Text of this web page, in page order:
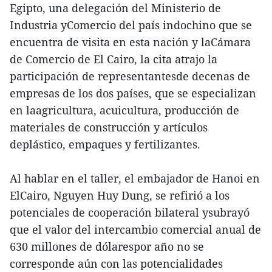
Egipto, una delegación del Ministerio de
Industria yComercio del país indochino que se
encuentra de visita en esta nación y laCámara
de Comercio de El Cairo, la cita atrajo la
participación de representantesde decenas de
empresas de los dos países, que se especializan
en laagricultura, acuicultura, producción de
materiales de construcción y artículos
deplástico, empaques y fertilizantes.
Al hablar en el taller, el embajador de Hanoi en
ElCairo, Nguyen Huy Dung, se refirió a los
potenciales de cooperación bilateral ysubrayó
que el valor del intercambio comercial anual de
630 millones de dólarespor año no se
corresponde aún con las potencialidades